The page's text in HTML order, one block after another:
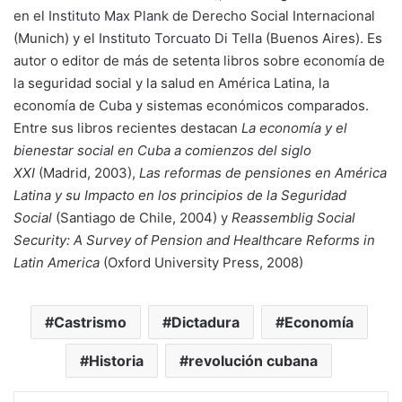
en el Instituto Max Plank de Derecho Social Internacional
(Munich) y el Instituto Torcuato Di Tella (Buenos Aires). Es
autor o editor de más de setenta libros sobre economía de
la seguridad social y la salud en América Latina, la
economía de Cuba y sistemas económicos comparados.
Entre sus libros recientes destacan La economía y el
bienestar social en Cuba a comienzos del siglo
XXI (Madrid, 2003), Las reformas de pensiones en América
Latina y su Impacto en los principios de la Seguridad
Social (Santiago de Chile, 2004) y Reassemblig Social
Security: A Survey of Pension and Healthcare Reforms in
Latin America (Oxford University Press, 2008)
Castrismo Dictadura Economía
Historia revolución cubana